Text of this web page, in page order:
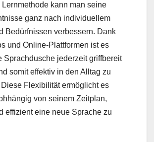
kann man seine
ganz nach individuellem
Bedürfnissen verbessern. Dank
und Online-Plattformen ist es
Sprachdusche jederzeit griffbereit
somit effektiv in den Alltag zu
Flexibilität ermöglicht es
von seinem Zeitplan,
effizient eine neue Sprache zu